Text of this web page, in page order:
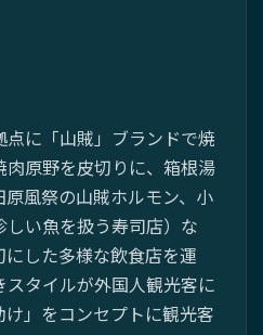
に「山賊」ブランドで焼
原野を皮切りに、箱根湯
風祭の山賊ホルモン、小
い魚を扱う寿司店）な
した多様な飲食店を運
タイルが外国人観光客に
」をコンセプトに観光客